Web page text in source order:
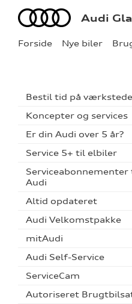
Forside Nye biler
Audi Audi
Bestil tid på
Koncepter og services
Er din Audi over 5 år?
Service 5+ til elbiler
Serviceabonnementer
Audi
Altid opdateret
Audi Velkomstpakke
mitAudi
Audi Self-Service
ServiceCam
Autoriseret